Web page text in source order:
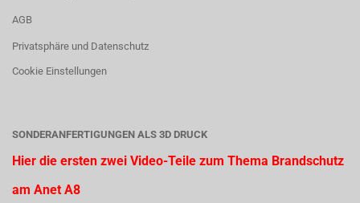
AGB
Privatsphäre und Datenschutz
Cookie Einstellungen
SONDERANFERTIGUNGEN ALS 3D DRUCK
Hier die ersten zwei Video-Teile zum Thema Brandschutz
am Anet A8